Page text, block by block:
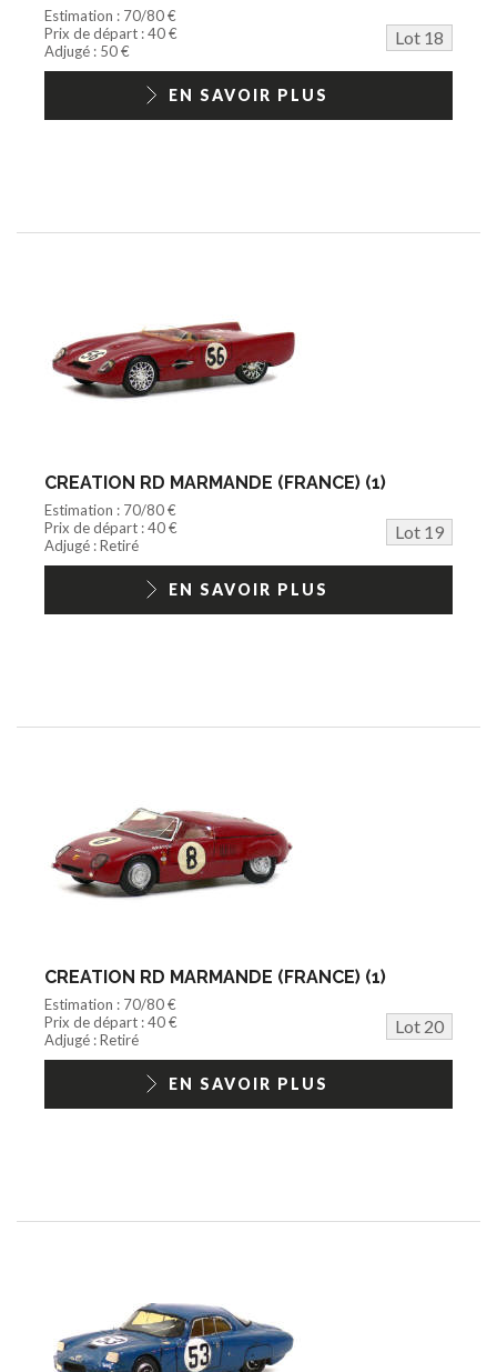
Estimation : 70/80 €
Prix de départ : 40 €
Lot 18
Adjugé : 50 €
EN SAVOIR PLUS
CREATION RD MARMANDE (FRANCE) (1)
Estimation : 70/80 €
Prix de départ : 40 €
Lot 19
Adjugé : Retiré
EN SAVOIR PLUS
CREATION RD MARMANDE (FRANCE) (1)
Estimation : 70/80 €
Prix de départ : 40 €
Lot 20
Adjugé : Retiré
EN SAVOIR PLUS